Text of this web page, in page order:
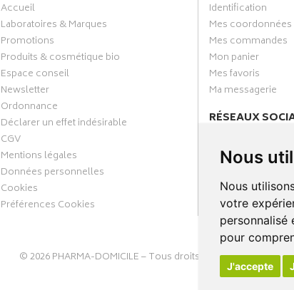
Nous
Nous
votre
pour
J'accepte
Accueil
Laboratoires & Marques
Promotions
Produits & cosmétique bio
Espace conseil
Newsletter
Ordonnance
Déclarer un effet indésirable
CGV
Mentions légales
Données personnelles
Cookies
Préférences Cookies
Identification
Mes coordonnées
Mes commandes
Mon panier
Mes favoris
Ma messagerie
RÉSEAUX
Annuaire des
© 2026PHARMA-DOMICILE– Tous droits réservés –